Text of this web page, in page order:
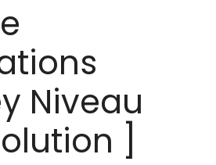
Niveau
]